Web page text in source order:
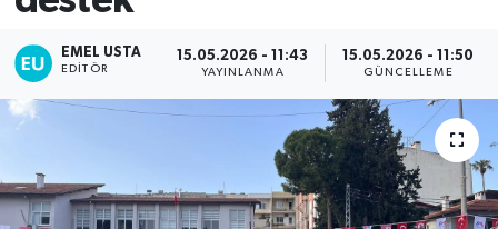
EMEL USTA
EDITÖR
15.05.2026 - 11:43
YAYINLANMA
15.05.2026 - 11:50
GÜNCELLEME